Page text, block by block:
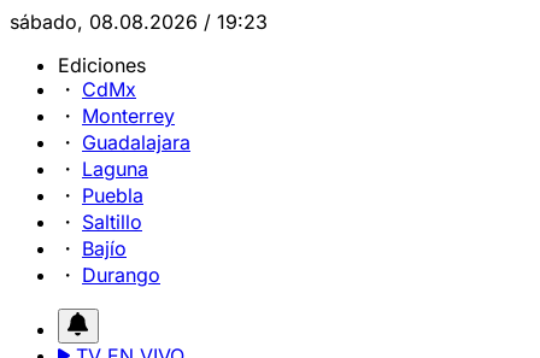
sábado, 08.08.2026 / 19:23
Ediciones
CdMx
Monterrey
Guadalajara
Laguna
Puebla
Saltillo
Bajío
Durango